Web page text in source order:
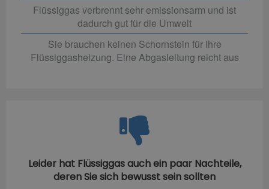
Flüssiggas verbrennt sehr emissionsarm und ist
dadurch gut für die Umwelt
Sie brauchen keinen Schornstein für Ihre
Flüssiggasheizung. Eine Abgasleitung reicht aus
Leider hat Flüssiggas auch ein paar Nachteile,
deren Sie sich bewusst sein sollten